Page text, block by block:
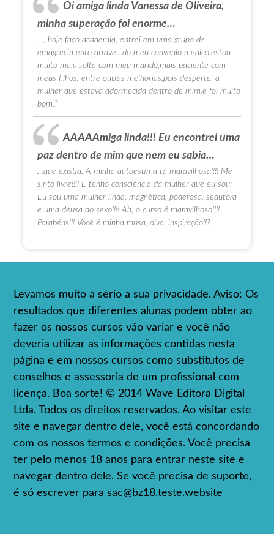
Oi amiga linda Vanessa de Oliveira,
minha superação foi enorme…
…, hoje faço academia, entrei em uma grupo de
emagrecimento atraves do meu convenio medico,estou
muito mais solta com meu marido,mais paciente com
meus filhos, entre outras melhorias,pois despertei a
mulher que estava adormecida dentro de mim,e foi muito
bom.?
AAAAAmiga linda!!! Eu encontrei uma
paz dentro de mim que nem eu sabia…
…que existia. A minha autoestima tá maravilhosa!!!! Me
sinto livre!!!! E tenho consciência da mulher que eu sou:
Eu sou uma mulher linda, magnética, poderosa, sedutora
e uma deusa do sexo!!!! Ah, o curso é maravilhoso!!!!
Parabéns!!! Você é minha musa, diva, inspiração!!?
Levamos muito a sério a sua privacidade. Aviso: Os
resultados que diferentes alunas podem obter ao
fazer os nossos cursos vão variar e você não
deveria utilizar as informações contidas nesta
página e em nossos cursos como substitutos de
conselhos e assessoria de um profissional com
licença. Boa sorte! © 2014 Wave Editora Digital
Ltda. Todos os direitos reservados. Ao visitar este
site e navegar dentro dele, você está concordando
com os nossos termos e condições. Você precisa
ter pelo menos 18 anos para entrar neste site e
navegar dentro dele. Se você precisa de suporte,
é só escrever parasac@bz18.teste.website